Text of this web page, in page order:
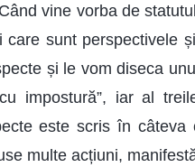
vine vorba de
sunt perspectivele
și le vom diseca
impostură”, iar al
este scris în câteva
multe acțiuni,